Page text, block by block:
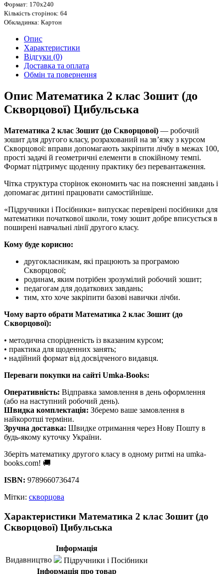
Формат: 170х240
Кількість сторінок: 64
Обкладинка: Картон
Опис
Характеристики
Відгуки (0)
Доставка та оплата
Обмін та повернення
Опис Математика 2 клас Зошит (до
Скворцової) Цибульська
Математика 2 клас Зошит (до Скворцової) — робочий
зошит для другого класу, розрахований на зв’язку з курсом
Скворцової: вправи допомагають закріпити лічбу в межах 100,
прості задачі й геометричні елементи в спокійному темпі.
Формат підтримує щоденну практику без перевантаження.
Чітка структура сторінок економить час на поясненні завдань і
допомагає дитині працювати самостійніше.
«Підручники і Посібники» випускає перевірені посібники для
математики початкової школи, тому зошит добре вписується в
поширені навчальні лінії другого класу.
Кому буде корисно:
другокласникам, які працюють за програмою
Скворцової;
родинам, яким потрібен зрозумілий робочий зошит;
педагогам для додаткових завдань;
тим, хто хоче закріпити базові навички лічби.
Чому варто обрати Математика 2 клас Зошит (до
Скворцової):
• методична спорідненість із вказаним курсом;
• практика для щоденних занять;
• надійний формат від досвідченого видавця.
Переваги покупки на сайті Umka-Books:
Оперативність: Відправка замовлення в день оформлення
(або на наступний робочий день).
Швидка комплектація: Зберемо ваше замовлення в
найкоротші терміни.
Зручна доставка: Швидке отримання через Нову Пошту в
будь-якому куточку України.
Зберіть математику другого класу в одному ритмі на umka-
books.com! 🚚
ISBN: 9789660736474
Мітки: скворцова
Характеристики Математика 2 клас Зошит (до
Скворцової) Цибульська
Інформація
Видавництво
Підручники і Посібники
Інформація про товар